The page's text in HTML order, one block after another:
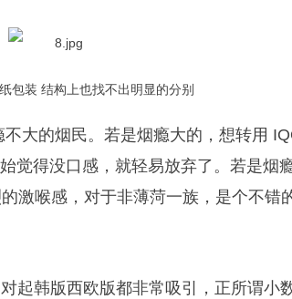
包装 结构上也找不出明显的分别
大的烟民。若是烟瘾大的，想转用
觉得没口感，就轻易放弃了。若是烟
激喉感，对于非薄菏一族，是个不错
起韩版西欧版都非常吸引，正所谓小